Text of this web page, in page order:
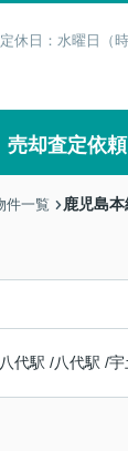
日：水曜日（
売却査定依頼
件一覧 鹿児島
代駅 /八代駅 /宇